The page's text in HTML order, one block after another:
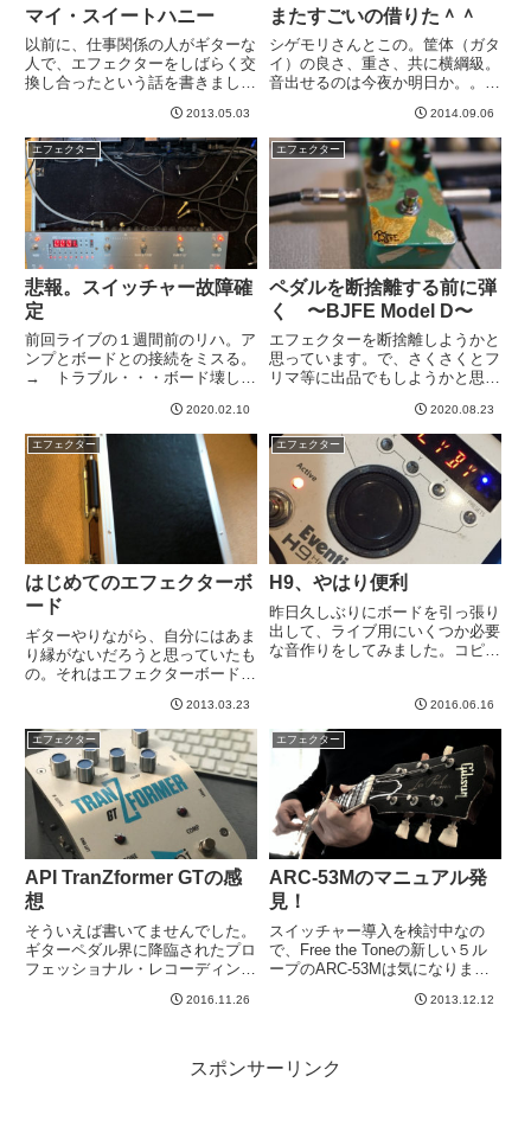
マイ・スイートハニー
以前に、仕事関係の人がギターな
人で、エフェクターをしばらく交
換し合ったという話を書きまし
間 の巻彼にかりていたのが、こ
れ。Sweet Honey Overdriveのハ
ンドワイヤードという高級なや
つ。これが激しく...
2013.05.03
またすごいの借りた＾＾
シゲモリさんとこの。筐体（ガタ
イ）の良さ、重さ、共に横綱級。
音出せるのは今夜か明日か。。。
2014.09.06
エフェクター
悲報。スイッチャー故障確
定
前回ライブの１週間前のリハ。ア
ンプとボードとの接続をミスる。
→ トラブル・・・ボード壊した
ったけど、そういう場合は普通、
音が出ないのですぐわかる。なの
ですぐにスタンバイにするなり電
源切るなりして見直すことがで...
2020.02.10
エフェクター
ペダルを断捨離する前に弾
く 〜BJFE Model D〜
エフェクターを断捨離しようかと
思っています。で、さくさくとフ
リマ等に出品でもしようかと思っ
ログに一回も書いてないものもた
くさんある気がします。特に一時
期ハマりまくったBJFEのペダル
はHBEとDRDくらいしか書...
2020.08.23
エフェクター
はじめてのエフェクターボ
ード
ギターやりながら、自分にはあま
り縁がないだろうと思っていたも
の。それはエフェクターボード。
と感じていたからwこの１年のう
ちにいろいろ彷徨ってく中で、気
づいたらエフェクタがいくつかあ
った。ワウペダル、歪み２種
類、...
2013.03.23
エフェクター
H9、やはり便利
昨日久しぶりにボードを引っ張り
出して、ライブ用にいくつか必要
な音作りをしてみました。コピー
うするか、、、て悩ましくなると
思います。別に無視しても取り立
てて問題はない。ただ、「それ
2016.06.16
エフェクター
API TranZformer GTの感
想
そういえば書いてませんでした。
ギターペダル界に降臨されたプロ
フェッショナル・レコーディング
ルなのですが、ちょいちょいいじ
い始めていて最新の感想や音...
2016.11.26
エフェクター
ARC-53Mのマニュアル発
見！
スイッチャー導入を検討中なの
で、Free the Toneの新しい５ル
ープのARC-53Mは気になります
クの変更スイッチが見つからない
すが上手く見つけ...
2013.12.12
スポンサーリンク